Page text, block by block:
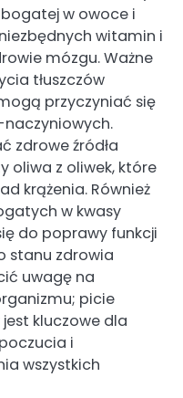
w owoce i
witamin i
mózgu. Ważne
tłuszczów
przyczyniać się
zdrowe źródła
oliwa z oliwek, które
krążenia. Również
w kwasy
do poprawy funkcji
stanu zdrowia
uwagę na
picie
kluczowe dla
i
wszystkich